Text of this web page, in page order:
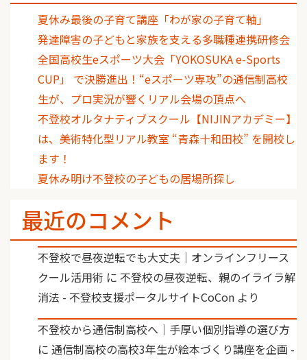
夏休み最後の子育て講座「わが家の子育て軸」
発達障害の子どもと家族を支える多職種連携研修会
全国高校生eスポーツ大会「YOKOSUKA e-Sports
CUP」 で決勝進出！“eスポーツ専攻”の通信制高校
生が、プロ実況が響くリアル会場の頂点へ
不登校オルタナティブスクール【NIJINアカデミー】
は、美術特化型リアル教室 “青森十和田校” を開校し
ます！
夏休み明け不登校の子どもの居場所探し
最近のコメント
不登校で昼夜逆転でも大丈夫｜オンラインフリース
クール活用術 に 不登校の昼夜逆転、親のイライラ解
消法 - 不登校支援ポータルサイトCoCon より
不登校から通信制高校へ｜手厚い個別指導の選び方
に 通信制高校の高校3年生が絵本づくり講座を企画 -